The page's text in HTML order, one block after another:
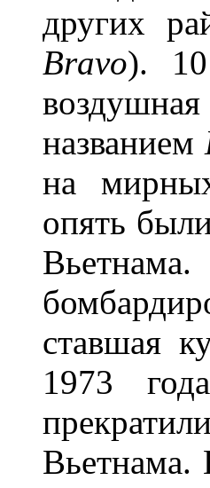
других
Bravo). 10
названием
на
опять
ставшая
1973
Вьетнама.